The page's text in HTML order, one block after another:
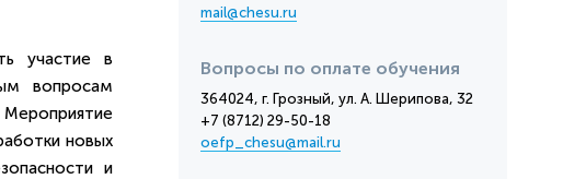
участие в
вопросам
новых
и
mail@chesu.ru
Вопросы по оплате обучения
364024, г. Грозный, ул. А. Шерипова, 32
+7 (8712) 29-50-18
oefp_chesu@mail.ru